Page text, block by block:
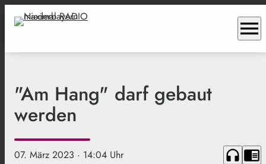
menu
"Am Hang" darf gebaut
werden
07. März 2023 · 14:04 Uhr headphones chrome_reader_mode